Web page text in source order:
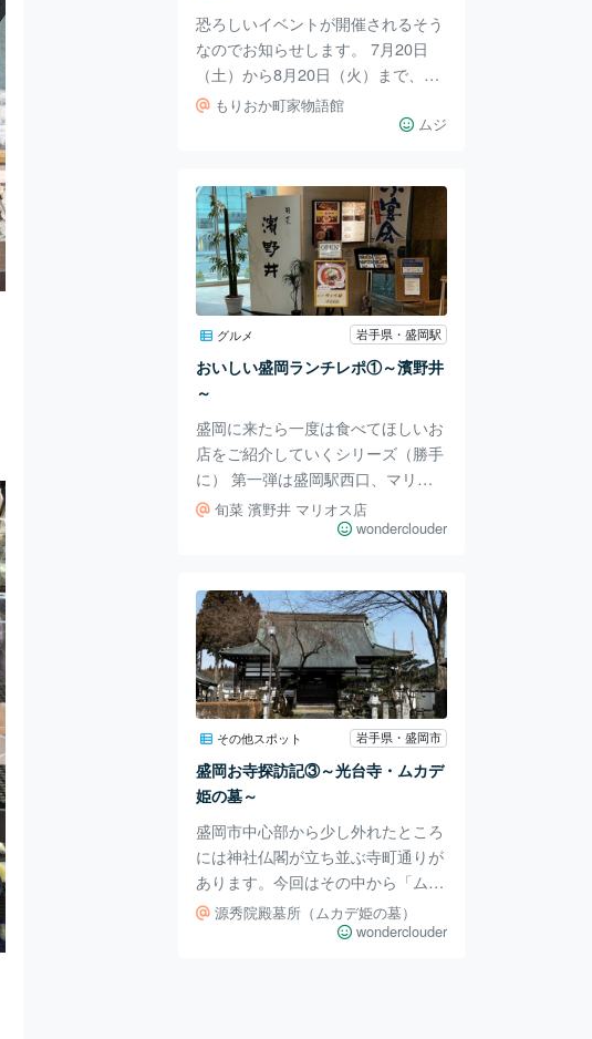
恐ろしいイベントが開催されるそう
なのでお知らせします。 7月20日
（土）から8月20日（火）まで、も
りおか町家物語館がお化け屋敷にな
るんだそうです。 こんなにおどろ
橋克彦プロデュースと書いてありま
す。 高橋克彦さんは、歴史小説や
ホラー・ミステリ小説などを手がけ
る作家さんで、現在、盛岡市在住だ
そうです。 高橋克彦さんと言えば
オカルト界隈やUFO界隈にも詳しい
と聞いたことがあります。 作家の
本気を目の当たりにしたい方は、ぜ
もりおか町家物語館
ムジ
グルメ 岩手県・盛岡駅
おいしい盛岡ランチレポ①～濱野井
～
盛岡に来たら一度は食べてほしいお
店をご紹介していくシリーズ（勝手
に） 第一弾は盛岡駅西口、マリオ
ス４階にある濱野井さんです！ 濱
野井さんと言えば・・・ じゃ
ンチメニューと言えど何とも良心的
なお値段でいただけます。 サック
サクのてんぷらはエビの他ナス、ピ
ーマン、イカ、白身魚、かぼちゃと
ボリューム満点。ご飯の盛りもよく
お腹いっぱい大満足♪ 小鉢と茶碗蒸
しも付いてこの値段はやっぱり安い
よなぁ。 濱野井さんのランチメニ
ューは全て１，０００円
旬菜 濱野井 マリオス店
wonderclouder
その他スポット 岩手県・盛岡市
盛岡お寺探訪記③～光台寺・ムカデ
姫の墓～
盛岡市中心部から少し外れたところ
には神社仏閣が立ち並ぶ寺町通りが
あります。今回はその中から「ムカ
デ姫の墓」がある光台寺さんをご紹
介します。 ムカデ姫？？ 気になり
源秀院殿墓所（ムカデ姫の墓）
wonderclouder